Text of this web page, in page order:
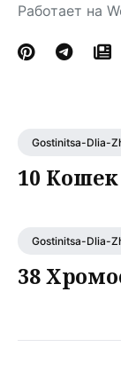
Работает на
Gostinitsa-Dlia-
10 Кошек
Gostinitsa-Dlia-
38